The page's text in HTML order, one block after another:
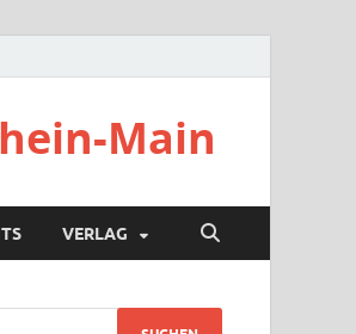
Main
VERLAG